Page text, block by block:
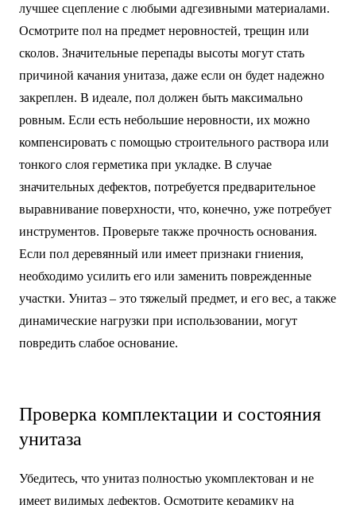
лучшее сцепление с любыми адгезивными материалами.
Осмотрите пол на предмет неровностей, трещин или
сколов. Значительные перепады высоты могут стать
причиной качания унитаза, даже если он будет надежно
закреплен. В идеале, пол должен быть максимально
ровным. Если есть небольшие неровности, их можно
компенсировать с помощью строительного раствора или
тонкого слоя герметика при укладке. В случае
значительных дефектов, потребуется предварительное
выравнивание поверхности, что, конечно, уже потребует
инструментов. Проверьте также прочность основания.
Если пол деревянный или имеет признаки гниения,
необходимо усилить его или заменить поврежденные
участки. Унитаз – это тяжелый предмет, и его вес, а также
динамические нагрузки при использовании, могут
повредить слабое основание.
Проверка комплектации и состояния
унитаза
Убедитесь, что унитаз полностью укомплектован и не
имеет видимых дефектов. Осмотрите керамику на